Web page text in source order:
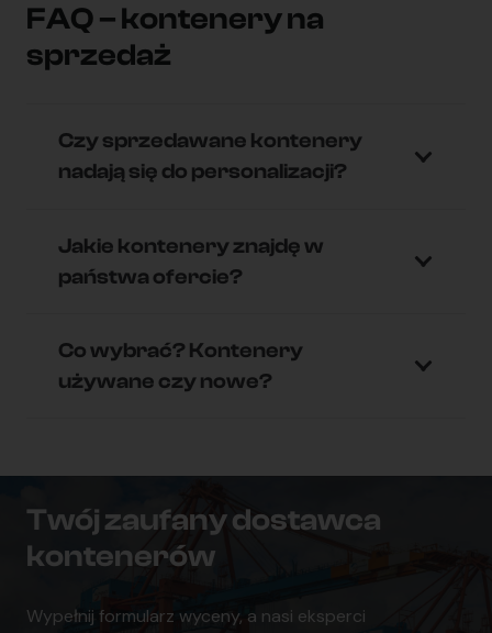
FAQ – kontenery na
sprzedaż
Czy sprzedawane kontenery
nadają się do personalizacji?
Jakie kontenery znajdę w
państwa ofercie?
Co wybrać? Kontenery
używane czy nowe?
Twój zaufany dostawca
kontenerów
Wypełnij formularz wyceny, a nasi eksperci